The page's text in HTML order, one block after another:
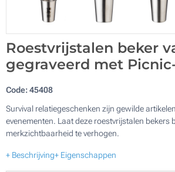
Roestvrijstalen beker
gegraveerd met
Code:45408
Survival relatiegeschenken zijn gewilde
evenementen. Laat deze roestvrijstalen bekers
merkzichtbaarheid te verhogen.
+ Beschrijving+ Eigenschappen